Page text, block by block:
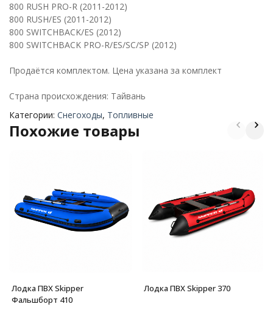
800 RUSH PRO-R (2011-2012)
800 RUSH/ES (2011-2012)
800 SWITCHBACK/ES (2012)
800 SWITCHBACK PRO-R/ES/SC/SP (2012)
Продаётся комплектом. Цена указана за комплект
Страна происхождения: Тайвань
Категории: Снегоходы, Топливные
Похожие товары
Лодка ПВХ Skipper
Фальшборт 410
Лодка ПВХ Skipper 370